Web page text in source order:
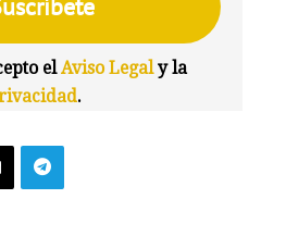
elAviso Legaly la
.